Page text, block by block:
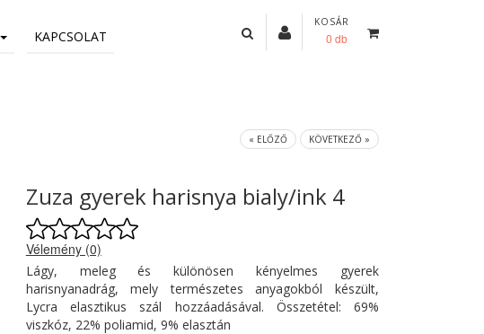
KAPCSOLAT
KOSÁR
0 db
« ELŐZŐ KÖVETKEZŐ »
Zuza gyerek harisnya bialy/ink 4
Vélemény (0)
Lágy, meleg és különösen kényelmes gyerek
harisnyanadrág, mely természetes anyagokból készült,
Lycra elasztikus szál hozzáadásával. Összetétel: 69%
viszkóz, 22% poliamid, 9% elasztán